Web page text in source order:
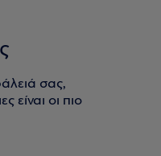
σας,
είναι οι πιο